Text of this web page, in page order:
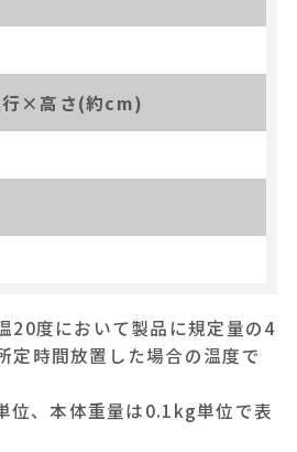
×高さ(約cm)
20度において製品に規定量の4
定時間放置した場合の温度で
、本体重量は0.1kg単位で表